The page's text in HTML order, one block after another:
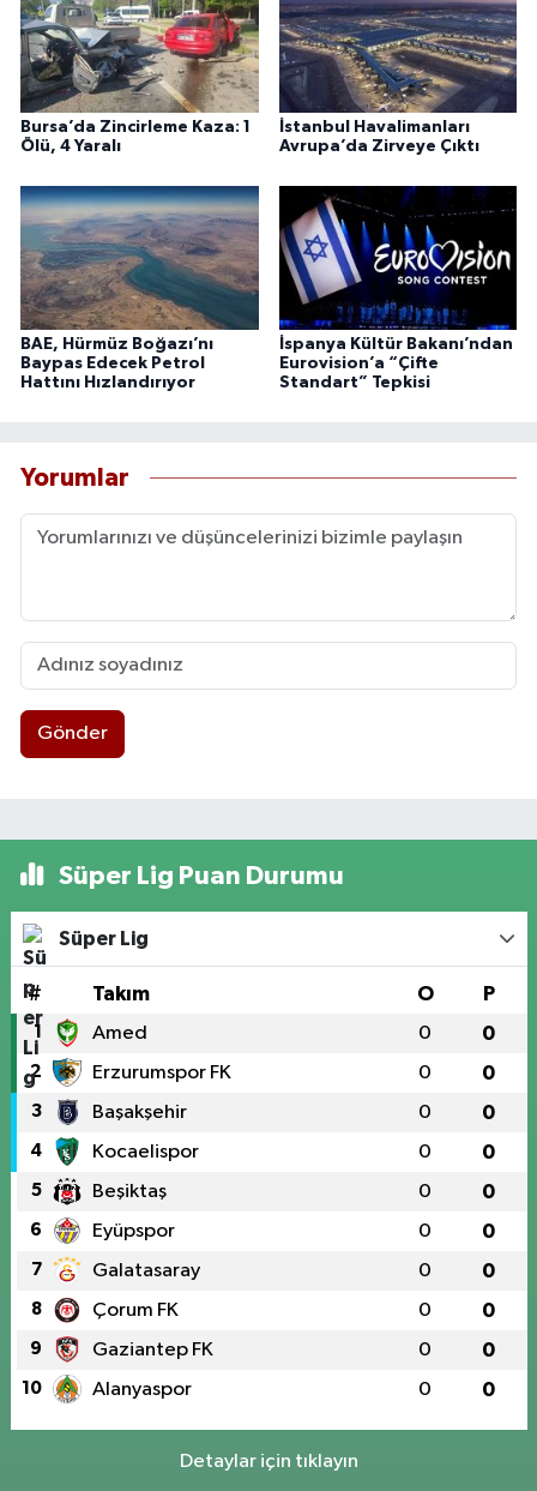
Bursa’da Zincirleme Kaza: 1
Ölü, 4 Yaralı
İstanbul Havalimanları
Avrupa’da Zirveye Çıktı
BAE, Hürmüz Boğazı’nı
Baypas Edecek Petrol
Hattını Hızlandırıyor
İspanya Kültür Bakanı’ndan
Eurovision’a “Çifte
Standart” Tepkisi
Yorumlar
Gönder
Süper Lig Puan Durumu
Süper Lig
# Takım O P
1 Amed 0 0
2 Erzurumspor FK 0 0
3 Başakşehir 0 0
4 Kocaelispor 0 0
5 Beşiktaş 0 0
6 Eyüpspor 0 0
7 Galatasaray 0 0
8 Çorum FK 0 0
9 Gaziantep FK 0 0
10 Alanyaspor 0 0
Detaylar için tıklayın